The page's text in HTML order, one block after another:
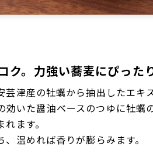
ク。力強い蕎麦にぴった
津産の牡蠣から抽出したエキ
効いた醤油ベースのつゆに牡蠣
ます。
温めれば香りが膨らみます。